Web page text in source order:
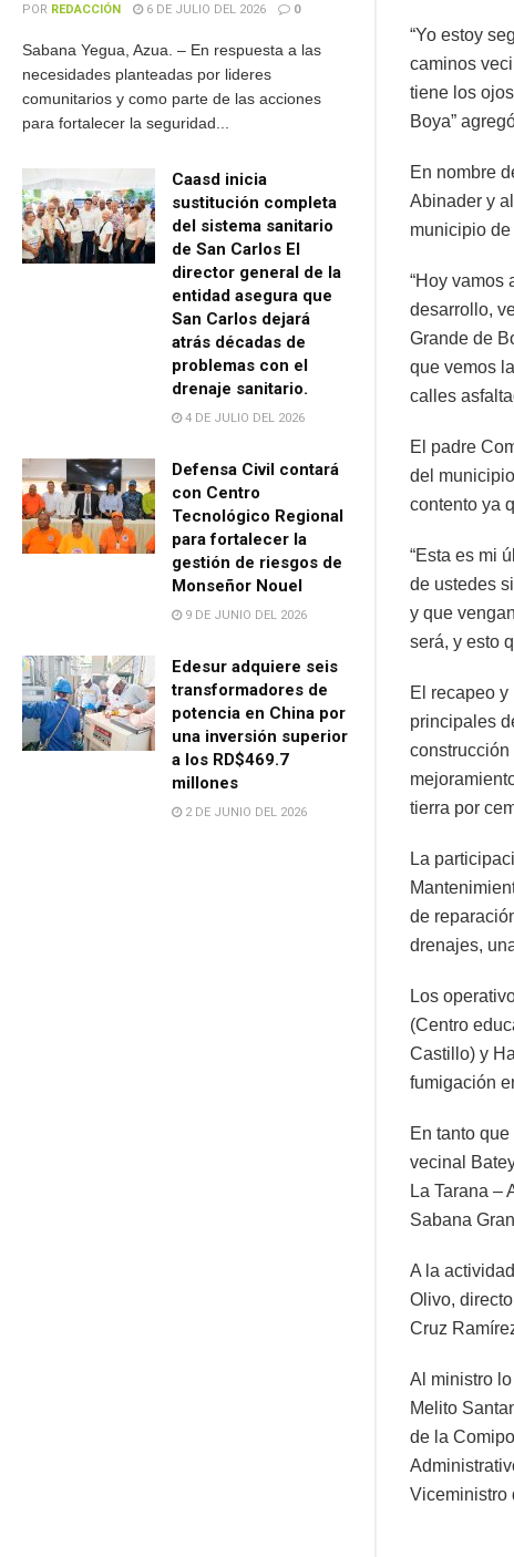
POR REDACCIÓN 6 DE JULIO DEL 2026 0
Sabana Yegua, Azua. – En respuesta a las
necesidades planteadas por lideres
comunitarios y como parte de las acciones
para fortalecer la seguridad...
Caasd inicia
sustitución completa
del sistema sanitario
de San Carlos El
director general de la
entidad asegura que
San Carlos dejará
atrás décadas de
problemas con el
drenaje sanitario.
4 DE JULIO DEL 2026
Defensa Civil contará
con Centro
Tecnológico Regional
para fortalecer la
gestión de riesgos de
Monseñor Nouel
9 DE JUNIO DEL 2026
Edesur adquiere seis
transformadores de
potencia en China por
una inversión superior
a los RD$469.7
millones
2 DE JUNIO DEL 2026
“Yo estoy
caminos
tiene los
Boya”
En nombre
Abinader y
municipio
“Hoy vamos
desarrollo,
Grande de
que vemos
calles
El padre
del
contento ya
“Esta es mi
de ustedes
y que
será, y esto
El recapeo
principales
construcción
tierra por
La
de
drenajes,
Los
(Centro
Castillo) y
fumigación
En tanto
vecinal
La Tarana –
Sabana
A la
Olivo,
Cruz
Al ministro
Melito
de la
Viceministro